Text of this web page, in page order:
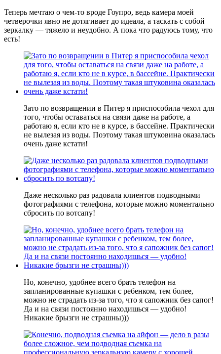
Теперь мечтаю о чем-то вроде Гоупро, ведь камера моей
четверочки явно не дотягивает до идеала, а таскать с собой
зеркалку — тяжело и неудобно. А пока что радуюсь тому, что
есть!
Зато по возвращении в Питер я приспособила чехол для
того, чтобы оставаться на связи даже на работе, а
работаю я, если кто не в курсе, в бассейне. Практически
не вылезая из воды. Поэтому такая штуковина оказалась
очень даже кстати!
Даже несколько раз радовала клиентов подводными
фотографиями с телефона, которые можно моментально
сбросить по вотсапу!
Но, конечно, удобнее всего брать телефон на
запланированные купашки с ребенком, тем более,
можно не страдать из-за того, что я сапожник без сапог!
Да и на связи постоянно находишься — удобно!
Никакие брызги не страшны)))